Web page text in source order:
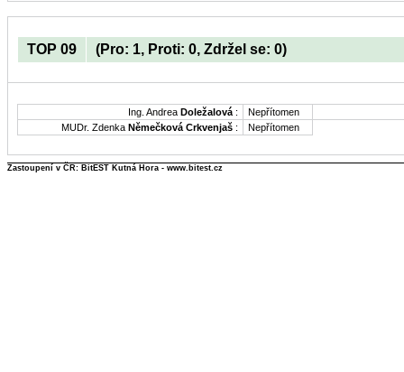
TOP 09 (Pro: 1, Proti: 0, Zdržel se: 0)
Ing. Andrea Doležalová :
Nepřítomen
MUDr. Zdenka Němečková Crkvenjaš : Nepřítomen
Zastoupení v ČR: BitEST Kutná Hora - www.bitest.cz